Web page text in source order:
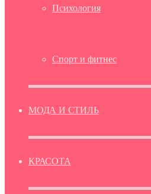
Психология
Спорт и фитнес
МОДА И СТИЛЬ
КРАСОТА